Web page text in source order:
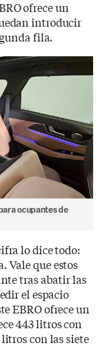
ofrece un
introducir
fila.
ocupantes de
lo dice todo:
Vale que estos
tras abatir las
el espacio
EBRO ofrece un
443 litros con
con las siete